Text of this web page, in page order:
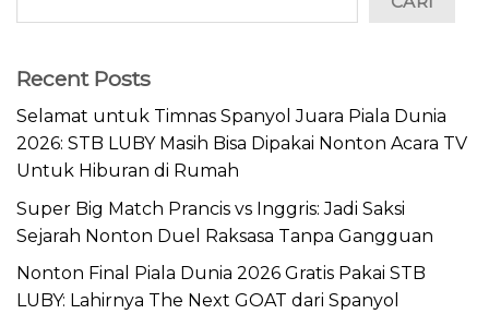
Recent Posts
Selamat untuk Timnas Spanyol Juara Piala Dunia
2026: STB LUBY Masih Bisa Dipakai Nonton Acara TV
Untuk Hiburan di Rumah
Super Big Match Prancis vs Inggris: Jadi Saksi
Sejarah Nonton Duel Raksasa Tanpa Gangguan
Nonton Final Piala Dunia 2026 Gratis Pakai STB
LUBY: Lahirnya The Next GOAT dari Spanyol